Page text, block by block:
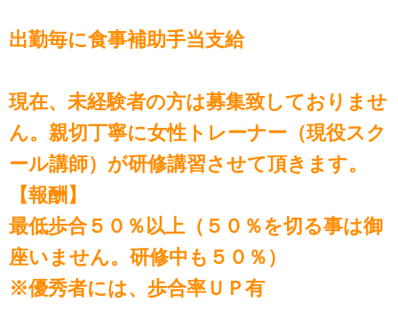
出勤毎に食事補助手当支給
現在、未経験者の方は募集致しておりませ
ん。親切丁寧に女性トレーナー（現役スク
ール講師）が研修講習させて頂きます。
【報酬】
最低歩合５０％以上（５０％を切る事は御
座いません。研修中も５０％）
※優秀者には、歩合率ＵＰ有